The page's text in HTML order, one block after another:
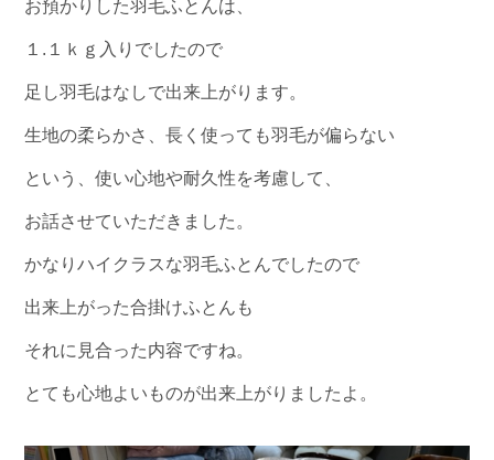
お預かりした羽毛ふとんは、
１.１ｋｇ入りでしたので
足し羽毛はなしで出来上がります。
生地の柔らかさ、長く使っても羽毛が偏らない
という、使い心地や耐久性を考慮して、
お話させていただきました。
かなりハイクラスな羽毛ふとんでしたので
出来上がった合掛けふとんも
それに見合った内容ですね。
とても心地よいものが出来上がりましたよ。